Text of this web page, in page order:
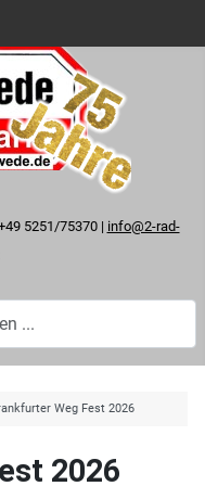
5251/75370 | info@2-rad-
Weg Fest 2026
2026